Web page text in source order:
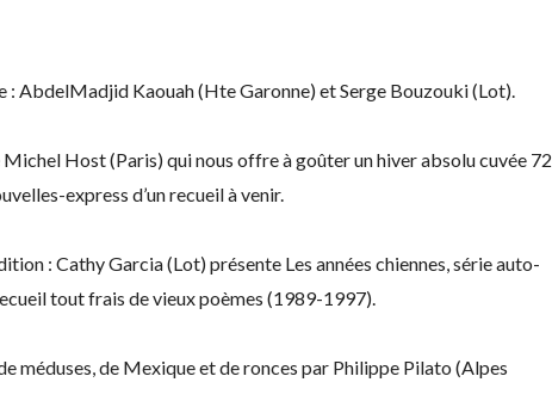
: AbdelMadjid Kaouah (Hte Garonne) et Serge Bouzouki (Lot).
Host (Paris) qui nous offre à goûter un hiver absolu cuvée 72
express d’un recueil à venir.
: Cathy Garcia (Lot) présente Les années chiennes, série auto-
tout frais de vieux poèmes (1989-1997).
méduses, de Mexique et de ronces par Philippe Pilato (Alpes